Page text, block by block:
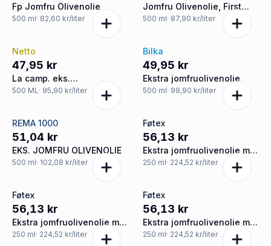
Fp Jomfru Olivenolie
500 ml· 82,60 kr/liter
Jomfru Olivenolie, First
Price
500 ml· 87,90 kr/liter
Netto
47,95 kr
La camp. eks.
jomfruolivenolie squeeze
500 ML · 95,90 kr/liter
Bilka
49,95 kr
Ekstra jomfruolivenolie
500 ml· 99,90 kr/liter
REMA 1000
51,04 kr
EKS. JOMFRU OLIVENOLIE
500 ml· 102,08 kr/liter
Føtex
56,13 kr
Ekstra jomfruolivenolie m.
basilikum
250 ml· 224,52 kr/liter
Føtex
56,13 kr
Ekstra jomfruolivenolie m.
hvidløg
250 ml· 224,52 kr/liter
Føtex
56,13 kr
Ekstra jomfruolivenolie m.
chili
250 ml· 224,52 kr/liter